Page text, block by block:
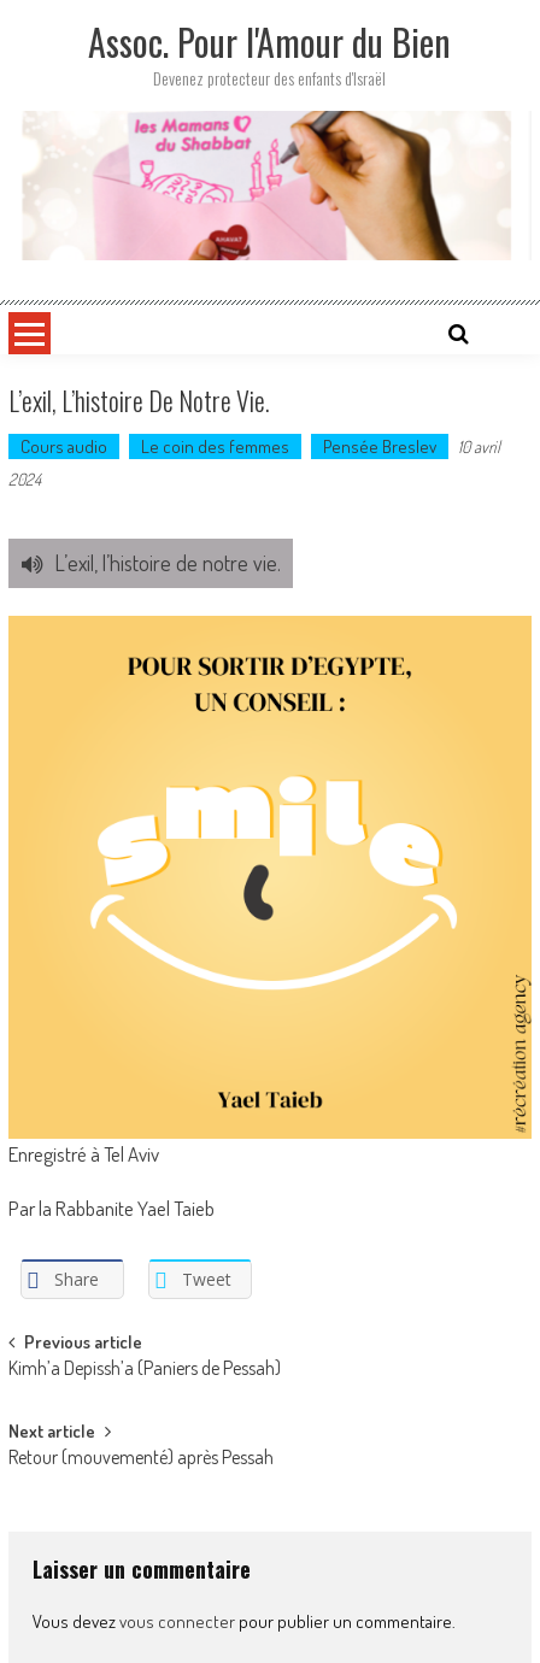
Assoc. Pour l'Amour du Bien
Devenez protecteur des enfants d'Israël
L’exil, L’histoire De Notre Vie.
Cours audio Le coin des femmes Pensée Breslev
10 avril
2024
L’exil, l’histoire de notre vie.
Enregistré à Tel Aviv
Par la Rabbanite Yael Taieb
Share Tweet
Post
navigation
Previous article
Kimh’a Depissh’a (Paniers de Pessah)
Next article
Retour (mouvementé) après Pessah
Laisser un commentaire
Vous devezvous connecterpour publier un commentaire.